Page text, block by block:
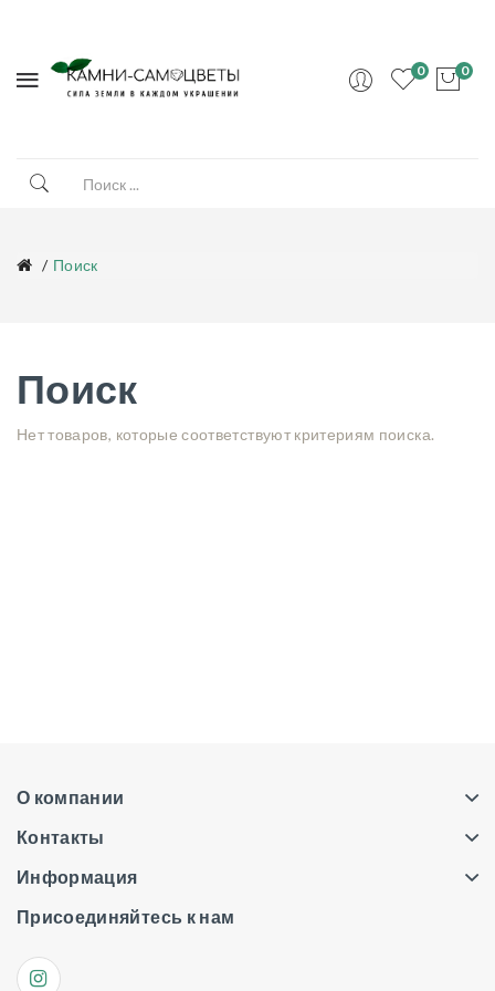
0 0
Поиск
Поиск
Нет товаров, которые соответствуют критериям поиска.
О компании
Контакты
Информация
Присоединяйтесь к нам